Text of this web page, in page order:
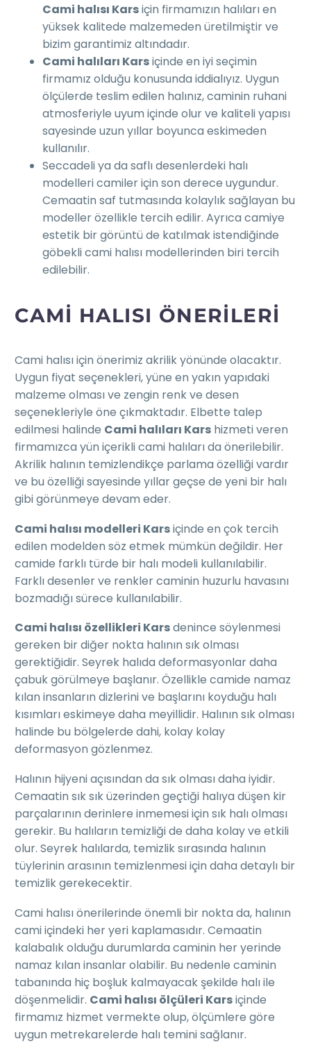
Cami halısı Karsiçin firmamızın halıları en
yüksek kalitede malzemeden üretilmiştir ve
bizim garantimiz altındadır.
Cami halıları Karsiçinde en iyi seçimin
firmamız olduğu konusunda iddialıyız. Uygun
ölçülerde teslim edilen halınız, caminin ruhani
atmosferiyle uyum içinde olur ve kaliteli yapısı
sayesinde uzun yıllar boyunca eskimeden
kullanılır.
Seccadeli ya da saflı desenlerdeki halı
modelleri camiler için son derece uygundur.
Cemaatin saf tutmasında kolaylık sağlayan bu
modeller özellikle tercih edilir. Ayrıca camiye
estetik bir görüntü de katılmak istendiğinde
göbekli cami halısı modellerinden biri tercih
edilebilir.
CAMI HALISI ÖNERILERI
Cami halısı için önerimiz akrilik yönünde olacaktır.
Uygun fiyat seçenekleri, yüne en yakın yapıdaki
malzeme olması ve zengin renk ve desen
seçenekleriyle öne çıkmaktadır. Elbette talep
edilmesi halinde Cami halıları Kars hizmeti veren
firmamızca yün içerikli cami halıları da önerilebilir.
Akrilik halının temizlendikçe parlama özelliği vardır
ve bu özelliği sayesinde yıllar geçse de yeni bir halı
gibi görünmeye devam eder.
Cami halısı modelleri Karsiçinde en çok tercih
edilen modelden söz etmek mümkün değildir. Her
camide farklı türde bir halı modeli kullanılabilir.
Farklı desenler ve renkler caminin huzurlu havasını
bozmadığı sürece kullanılabilir.
Cami halısı özellikleri Karsdenince söylenmesi
gereken bir diğer nokta halının sık olması
gerektiğidir. Seyrek halıda deformasyonlar daha
çabuk görülmeye başlanır. Özellikle camide namaz
kılan insanların dizlerini ve başlarını koyduğu halı
kısımları eskimeye daha meyillidir. Halının sık olması
halinde bu bölgelerde dahi, kolay kolay
deformasyon gözlenmez.
Halının hijyeni açısından da sık olması daha iyidir.
Cemaatin sık sık üzerinden geçtiği halıya düşen kir
parçalarının derinlere inmemesi için sık halı olması
gerekir. Bu halıların temizliği de daha kolay ve etkili
olur. Seyrek halılarda, temizlik sırasında halının
tüylerinin arasının temizlenmesi için daha detaylı bir
temizlik gerekecektir.
Cami halısı önerilerinde önemli bir nokta da, halının
cami içindeki her yeri kaplamasıdır. Cemaatin
kalabalık olduğu durumlarda caminin her yerinde
namaz kılan insanlar olabilir. Bu nedenle caminin
tabanında hiç boşluk kalmayacak şekilde halı ile
döşenmelidir. Cami halısı ölçüleri Karsiçinde
firmamız hizmet vermekte olup, ölçümlere göre
uygun metrekarelerde halı temini sağlanır.